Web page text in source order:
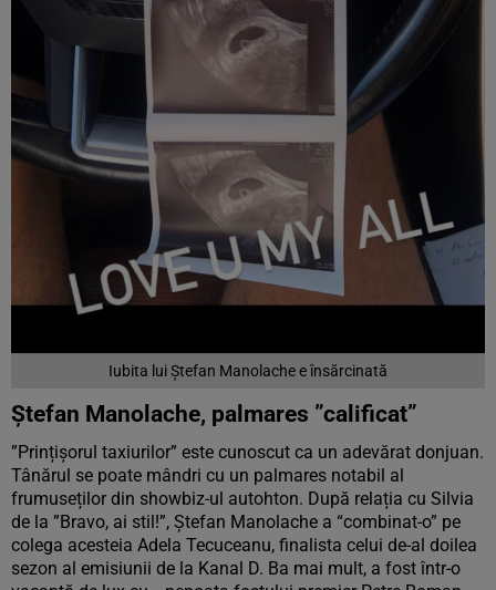
Iubita lui Ștefan Manolache e însărcinată
Ștefan Manolache, palmares ”calificat”
”Prințișorul taxiurilor” este cunoscut ca un adevărat donjuan.
Tânărul se poate mândri cu un palmares notabil al
frumuseților din showbiz-ul autohton. După relația cu Silvia
de la ”Bravo, ai stil!”, Ștefan Manolache a “combinat-o” pe
colega acesteia Adela Tecuceanu, finalista celui de-al doilea
sezon al emisiunii de la Kanal D. Ba mai mult, a fost într-o